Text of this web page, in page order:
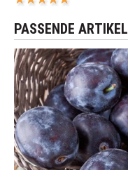
PASSENDE ARTIKEL